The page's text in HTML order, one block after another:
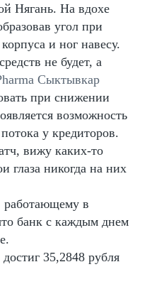
Нягань. На вдохе
угол при
и ног навесу.
не будет, а
Сыктывкар
при снижении
возможность
у кредиторов.
вижу каких-то
глаза никогда на них
работающему в
банк с каждым днем
35,2848 рубля